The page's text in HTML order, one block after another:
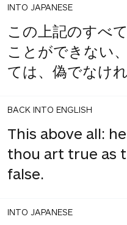
INTO JAPANESE
この上記のすべ
ことができない
ては、偽でなけ
BACK INTO ENGLISH
This above all:
thou art true as
false.
INTO JAPANESE